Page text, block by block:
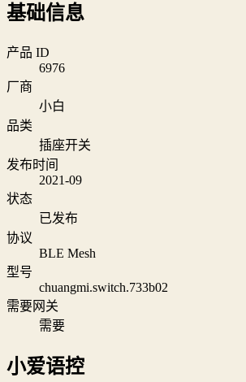
基础信息
产品 ID
6976
厂商
小白
品类
插座开关
发布时间
2021-09
状态
已发布
协议
BLE Mesh
型号
chuangmi.switch.733b02
需要网关
需要
小爱语控